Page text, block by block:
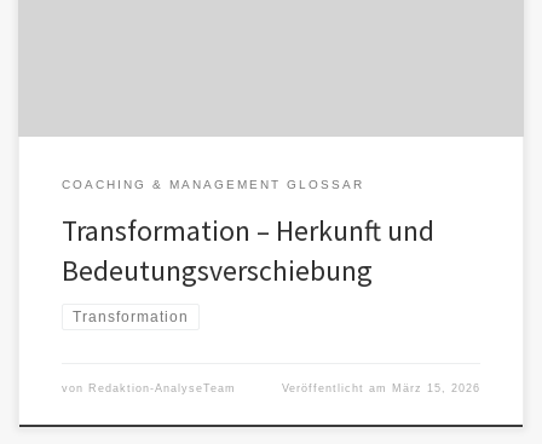
COACHING & MANAGEMENT GLOSSAR
Transformation – Herkunft und
Bedeutungsverschiebung
Transformation
von Redaktion-AnalyseTeam Veröffentlicht am März 15, 2026